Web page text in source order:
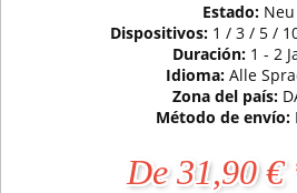
Estado: Neu
Dispositivos: 1 / 3 / 5 /
Duración: 1 - 2
Idioma: Alle
Zona del país:
Método de envío:
De 31,90 €